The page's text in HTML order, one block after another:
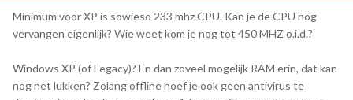
Minimum voor XP is sowieso 233 mhz CPU. Kan je de CPU nog
vervangen eigenlijk? Wie weet kom je nog tot 450 MHZ o.i.d.?
Windows XP (of Legacy)? En dan zoveel mogelijk RAM erin, dat kan
nog net lukken? Zolang offline hoef je ook geen antivirus te